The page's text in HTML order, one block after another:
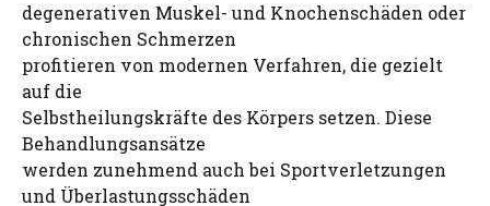
degenerativen Muskel- und Knochenschäden oder
chronischen Schmerzen
profitieren von modernen Verfahren, die gezielt
auf die
Selbstheilungskräfte des Körpers setzen. Diese
Behandlungsansätze
werden zunehmend auch bei Sportverletzungen
und Überlastungsschäden